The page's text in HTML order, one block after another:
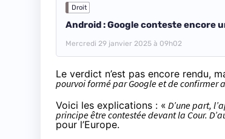
Droit
Android : Google conteste encore
Mercredi 29 janvier 2025 à 09h02
Le verdict n’est pas encore rendu,
pourvoi formé par Google et de confirmer
Voici les explications : « D’une part,
principe être contestée devant la Cour.
pour l’Europe.